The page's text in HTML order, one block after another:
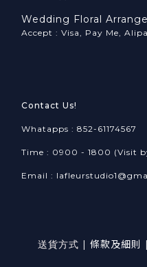
Wedding Floral
Accept : Visa, Pay Me,
Contact Us!
Whatapps : 852-61174567
Time : 0900 - 1800 (Visit
Email :
送貨方式 | 條款及細則